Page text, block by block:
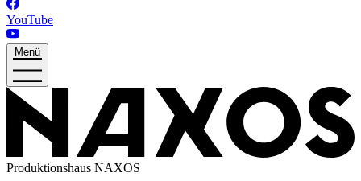
YouTube
Menü
Produktionshaus NAXOS